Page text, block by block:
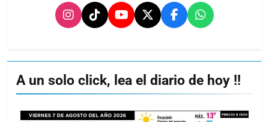
A un solo click, lea el diario de hoy !!